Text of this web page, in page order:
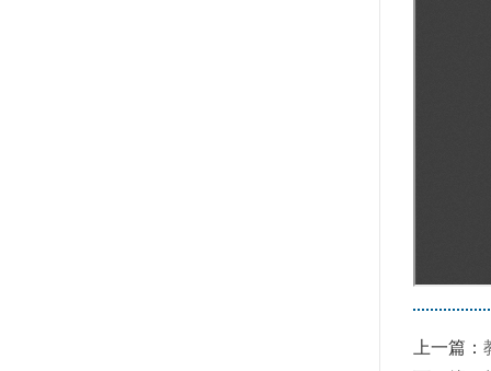
上一篇：